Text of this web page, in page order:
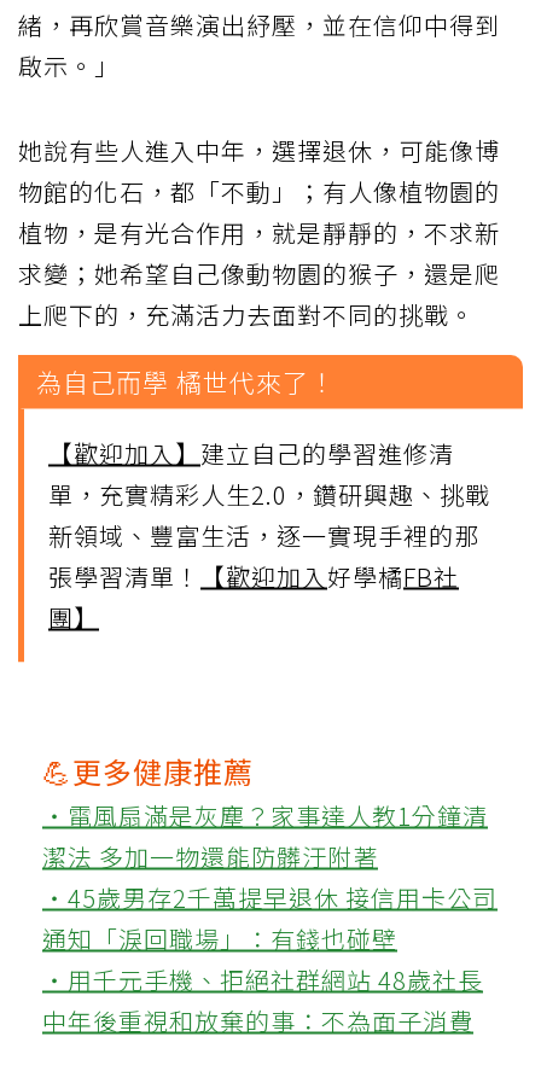
緒，再欣賞音樂演出紓壓，並在信仰中得到
啟示。」
她說有些人進入中年，選擇退休，可能像博
物館的化石，都「不動」；有人像植物園的
植物，是有光合作用，就是靜靜的，不求新
求變；她希望自己像動物園的猴子，還是爬
上爬下的，充滿活力去面對不同的挑戰。
為自己而學 橘世代來了！
【歡迎加入】 建立自己的學習進修清
單，充實精彩人生2.0，鑽研興趣、挑戰
新領域、豐富生活，逐一實現手裡的那
張學習清單！
【歡迎加入 好學橘FB社
團】
💪更多健康推薦
‧電風扇滿是灰塵？家事達人教1分鐘清
潔法 多加一物還能防髒汙附著
‧45歲男存2千萬提早退休 接信用卡公司
通知「淚回職場」：有錢也碰壁
‧用千元手機、拒絕社群網站 48歲社長
中年後重視和放棄的事：不為面子消費